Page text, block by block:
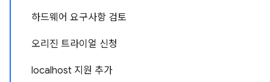
하드웨어 요구사항 검토
오리진 트라이얼 신청
localhost 지원 추가